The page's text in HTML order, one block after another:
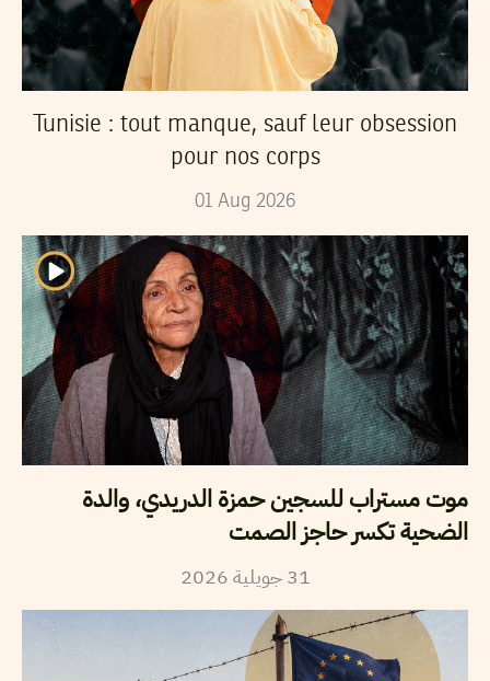
Tunisie : tout manque, sauf leur obsession
pour nos corps
01 Aug 2026
موت مستراب للسجين حمزة الدريدي، والدة
الضحية تكسر حاجز الصمت
31 جويلية2026